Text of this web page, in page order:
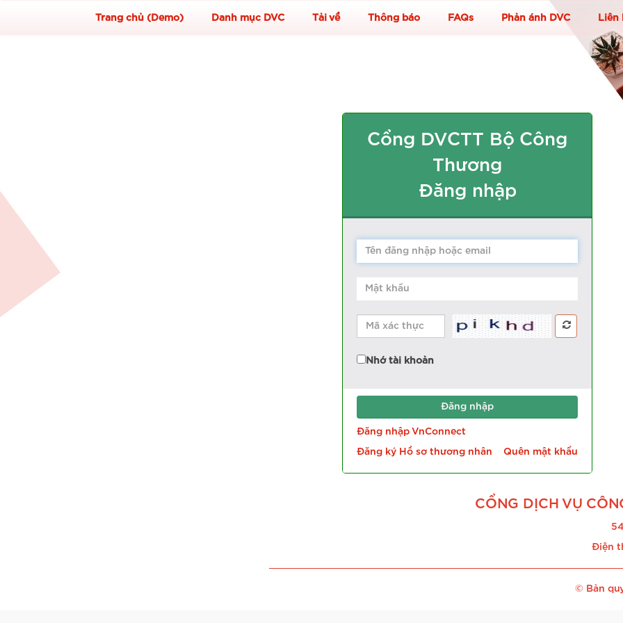
Trang chủ (Demo) Danh mục DVC Tải về Thông báo FAQs Phản ánh DVC Liên
Cổng DVCTT Bộ Công
Thương
Đăng nhập
Nhớ tài khoản
Đăng nhập VnConnect
Đăng ký Hồ sơ thương nhân Quên mật khẩu
CỔNG DỊCH VỤ
Điện
© Bản